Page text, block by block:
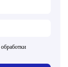
обработки